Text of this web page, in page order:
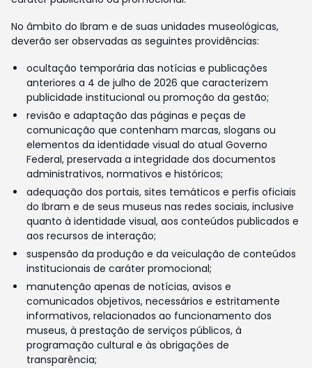
No âmbito do Ibram e de suas unidades museológicas,
deverão ser observadas as seguintes providências:
ocultação temporária das notícias e publicações
anteriores a 4 de julho de 2026 que caracterizem
publicidade institucional ou promoção da gestão;
revisão e adaptação das páginas e peças de
comunicação que contenham marcas, slogans ou
elementos da identidade visual do atual Governo
Federal, preservada a integridade dos documentos
administrativos, normativos e históricos;
adequação dos portais, sites temáticos e perfis oficiais
do Ibram e de seus museus nas redes sociais, inclusive
quanto à identidade visual, aos conteúdos publicados e
aos recursos de interação;
suspensão da produção e da veiculação de conteúdos
institucionais de caráter promocional;
manutenção apenas de notícias, avisos e
comunicados objetivos, necessários e estritamente
informativos, relacionados ao funcionamento dos
museus, à prestação de serviços públicos, à
programação cultural e às obrigações de
transparência;